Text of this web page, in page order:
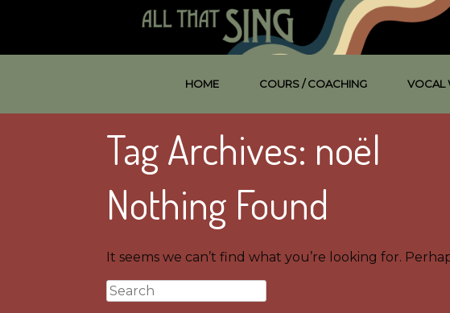
HOME COURS / COACHING VOCAL
Tag Archives: noël
Nothing Found
It seems we can’t find what you’re looking for.